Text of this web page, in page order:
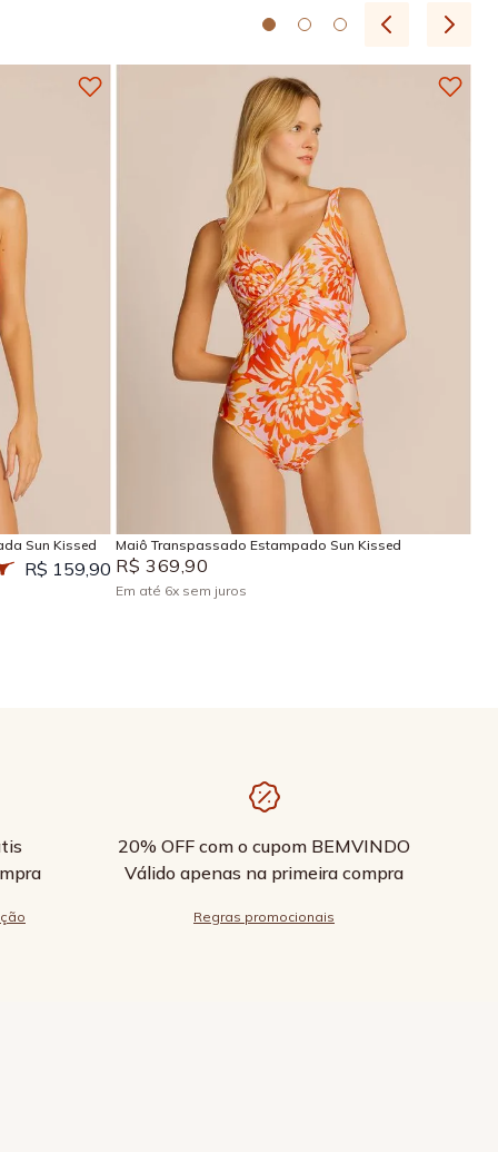
Sun Kissed
R$ 159,90
M G GG
Adicionar na sacola
Maiô Transpassado Estampado Sun Kissed
R$ 369,90
Em até 6x sem juros
20% OFF com o cupom BEMVINDO
Válido apenas na primeira compra
Regras promocionais